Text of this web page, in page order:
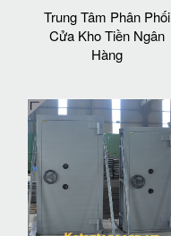
Trung Tâm Phân Phối
Cửa Kho Tiền Ngân
Hàng